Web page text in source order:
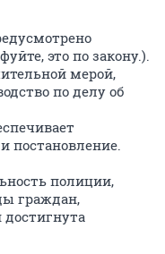
это по закону.).
мерой,
по делу об
постановление.
полиции,
граждан,